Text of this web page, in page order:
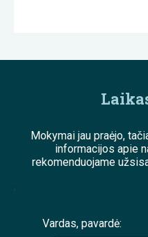
Mokymai jau praėjo,
informacijos apie
rekomenduojame
;
Vardas, pavardė: